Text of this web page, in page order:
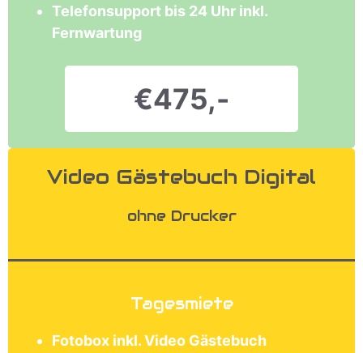
Telefonsupport bis 24 Uhr inkl.
Fernwartung
€475,-
Video Gästebuch Digital
ohne Drucker
Tagesmiete
Fotobox inkl. Video Gästebuch